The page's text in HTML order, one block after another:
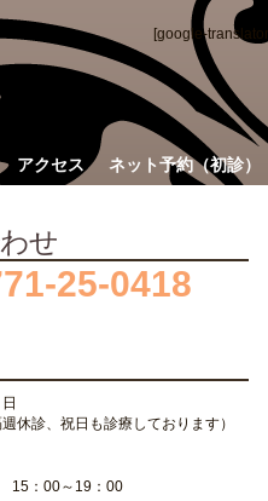
[google-translator]
アクセス ネット予約（初診）
せ
25-0418
週休診、祝日も診療しております）
15：00～19：00